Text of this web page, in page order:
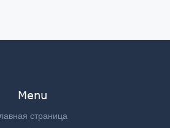
Menu
страница